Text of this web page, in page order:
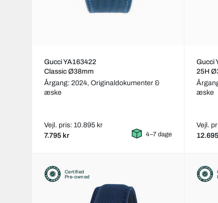
Gucci YA163422
Classic Ø38mm
Årgang: 2024, Originaldokumenter &
æske
Vejl. pris: 10.895 kr
7.795 kr 4–7 dage
Gucci
25H
æske
Vejl.
Certified
Pre-owned